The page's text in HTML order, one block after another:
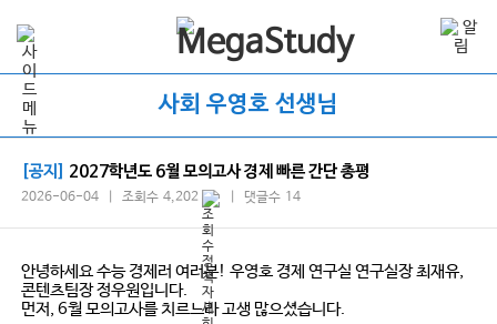
사회 우영호 선생님
[공지] 2027학년도 6월 모의고사 경제 빠른 간단 총평
2026-06-04 | 조회수 4,202 | 댓글수 14
안녕하세요 수능 경제러 여러분! 우영호 경제 연구실 연구실장 최재유,
콘텐츠팀장 정우원입니다.
먼저, 6월 모의고사를 치르느라 고생 많으셨습니다.